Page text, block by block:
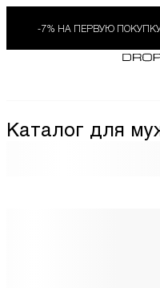
-7% НА ПЕРВУЮ
Каталог для